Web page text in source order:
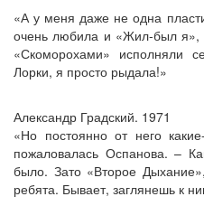
«А у меня даже не одна
очень любила и «Жил-был я»,
«Скоморохами» исполняли
Лорки, я просто рыдала!»
Александр Градский. 1971
«Но постоянно от него
пожаловалась Оспанова. –
было. Зато «Второе
ребята. Бывает, заглянешь к